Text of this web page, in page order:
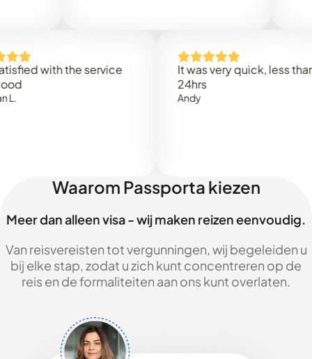
with the service
It was very quick, less than
Waarom Passporta kiezen
Meer dan alleen visa - wij maken reizen eenvoudig.
Van reisvereisten tot vergunningen, wij begeleiden u
bij elke stap, zodat u zich kunt concentreren op de
reis en de formaliteiten aan ons kunt overlaten.